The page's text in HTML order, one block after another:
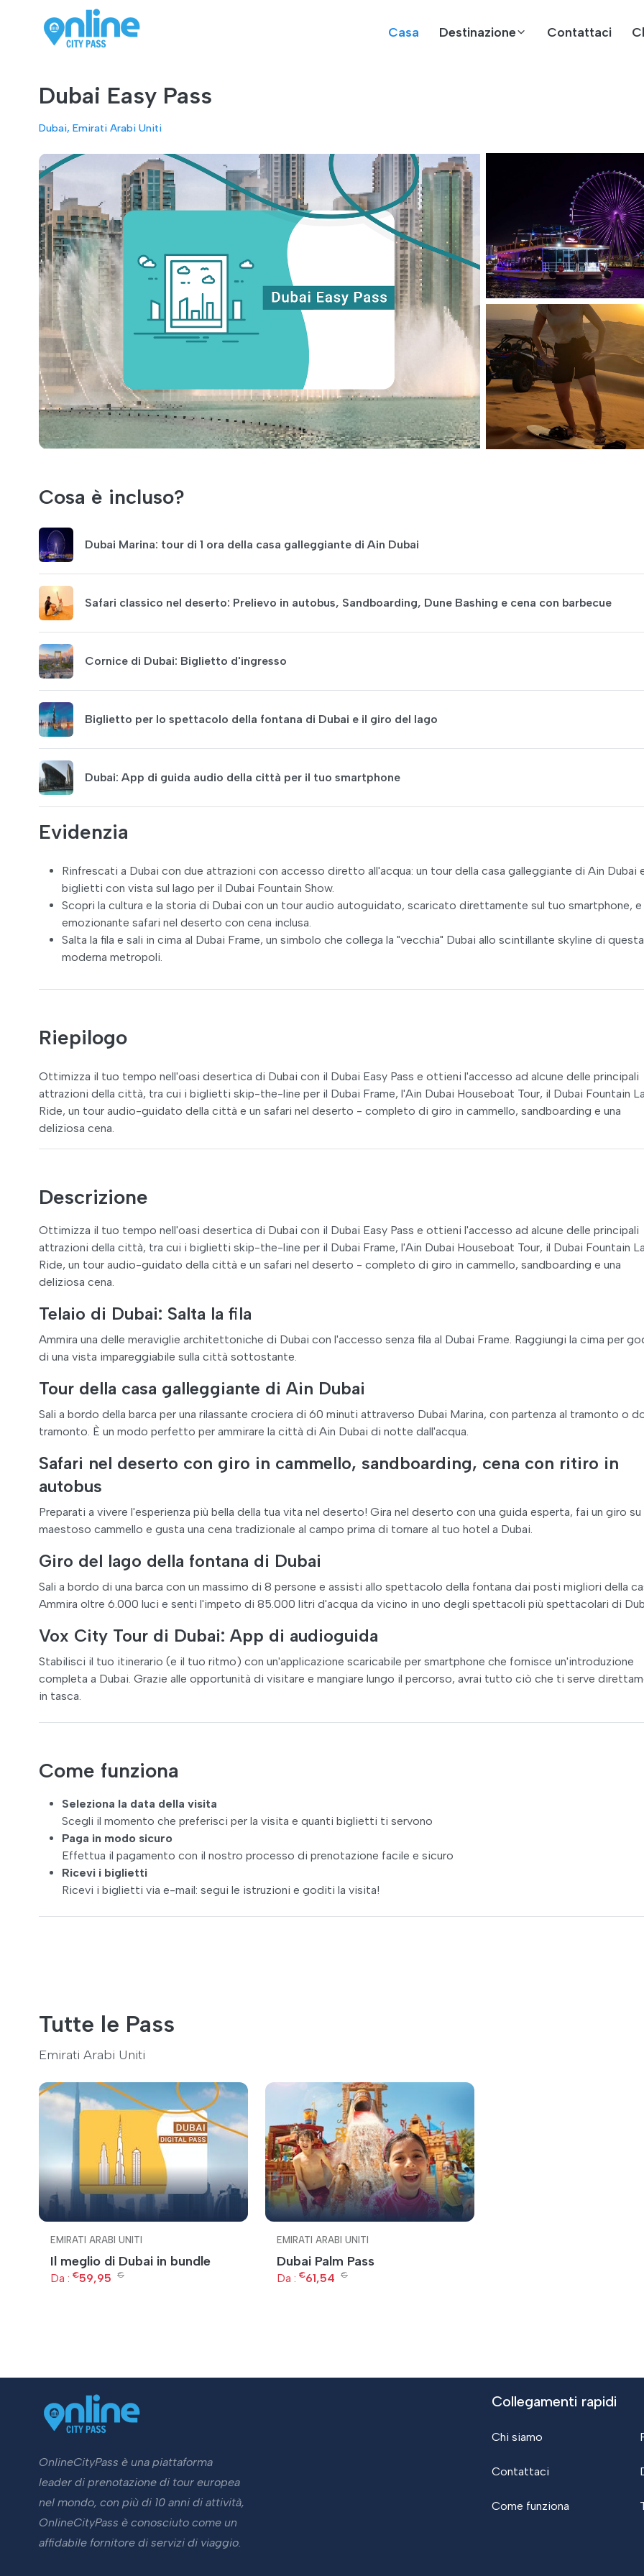
Casa Destinazione Contattaci
Dubai Easy Pass
Dubai, Emirati Arabi Uniti
Cosa è incluso?
Dubai Marina: tour di 1 ora della casa galleggiante di Ain Dubai
Safari classico nel deserto: Prelievo in autobus, Sandboarding, Dune Bashing e cena con barbecue
Cornice di Dubai: Biglietto d'ingresso
Biglietto per lo spettacolo della fontana di Dubai e il giro del lago
Dubai: App di guida audio della città per il tuo smartphone
Evidenzia
Rinfrescati a Dubai con due attrazioni con accesso diretto all'acqua: un tour della casa galleggiante di Ain Dubai
biglietti con vista sul lago per il Dubai Fountain Show.
Scopri la cultura e la storia di Dubai con un tour audio autoguidato, scaricato direttamente sul tuo smartphone, e
emozionante safari nel deserto con cena inclusa.
Salta la fila e sali in cima al Dubai Frame, un simbolo che collega la "vecchia" Dubai allo scintillante skyline di questa
moderna metropoli.
Riepilogo
Ottimizza il tuo tempo nell'oasi desertica di Dubai con il Dubai Easy Pass e ottieni l'accesso ad alcune delle principali
attrazioni della città, tra cui i biglietti skip-the-line per il Dubai Frame, l'Ain Dubai Houseboat Tour, il Dubai Fountain
Ride, un tour audio-guidato della città e un safari nel deserto - completo di giro in cammello, sandboarding e una
deliziosa cena.
Descrizione
Ottimizza il tuo tempo nell'oasi desertica di Dubai con il Dubai Easy Pass e ottieni l'accesso ad alcune delle principali
attrazioni della città, tra cui i biglietti skip-the-line per il Dubai Frame, l'Ain Dubai Houseboat Tour, il Dubai Fountain
Ride, un tour audio-guidato della città e un safari nel deserto - completo di giro in cammello, sandboarding e una
deliziosa cena.
Telaio di Dubai: Salta la fila
Ammira una delle meraviglie architettoniche di Dubai con l'accesso senza fila al Dubai Frame. Raggiungi la cima per
di una vista impareggiabile sulla città sottostante.
Tour della casa galleggiante di Ain Dubai
Sali a bordo della barca per una rilassante crociera di 60 minuti attraverso Dubai Marina, con partenza al tramonto o
tramonto. È un modo perfetto per ammirare la città di Ain Dubai di notte dall'acqua.
Safari nel deserto con giro in cammello, sandboarding, cena con ritiro in
autobus
Preparati a vivere l'esperienza più bella della tua vita nel deserto! Gira nel deserto con una guida esperta, fai un giro su
maestoso cammello e gusta una cena tradizionale al campo prima di tornare al tuo hotel a Dubai.
Giro del lago della fontana di Dubai
Sali a bordo di una barca con un massimo di 8 persone e assisti allo spettacolo della fontana dai posti migliori della
Ammira oltre 6.000 luci e senti l'impeto di 85.000 litri d'acqua da vicino in uno degli spettacoli più spettacolari di
Vox City Tour di Dubai: App di audioguida
Stabilisci il tuo itinerario (e il tuo ritmo) con un'applicazione scaricabile per smartphone che fornisce un'introduzione
completa a Dubai. Grazie alle opportunità di visitare e mangiare lungo il percorso, avrai tutto ciò che ti serve
in tasca.
Come funziona
Seleziona la data della visita
Scegli il momento che preferisci per la visita e quanti biglietti ti servono
Paga in modo sicuro
Effettua il pagamento con il nostro processo di prenotazione facile e sicuro
Ricevi i biglietti
Ricevi i biglietti via e-mail: segui le istruzioni e goditi la visita!
Tutte le Pass
Emirati Arabi Uniti
EMIRATI ARABI UNITI
Il meglio di Dubai in bundle
Da : €59,95 €
EMIRATI ARABI UNITI
Dubai Palm Pass
Da : €61,54 €
OnlineCityPass è una piattaforma
leader di prenotazione di tour europea
nel mondo, con più di 10 anni di attività,
OnlineCityPass è conosciuto come un
affidabile fornitore di servizi di viaggio.
Collegamenti rapidi
Chi siamo
Contattaci
Come funziona